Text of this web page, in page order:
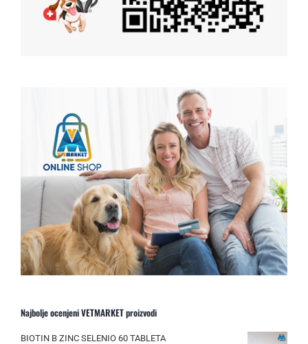
Najbolje ocenjeni VETMARKET proizvodi
BIOTIN B ZINC SELENIO 60 TABLETA